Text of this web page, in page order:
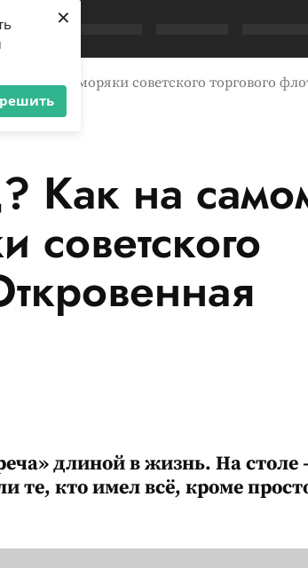
×
жили моряки советского торгового
Как на
длиной в жизнь. На столе
те, кто имел всё, кроме